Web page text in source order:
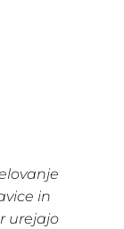
in
urejajo